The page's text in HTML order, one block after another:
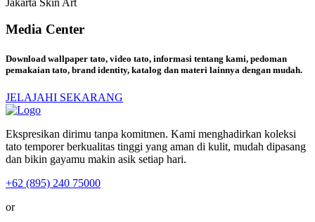
Media Center
Download wallpaper tato, video tato, informasi tentang kami, pedoman
pemakaian tato, brand identity, katalog dan materi lainnya dengan mudah.
JELAJAHI SEKARANG
Ekspresikan dirimu tanpa komitmen. Kami menghadirkan koleksi
tato temporer berkualitas tinggi yang aman di kulit, mudah dipasang
dan bikin gayamu makin asik setiap hari.
+62 (895) 240 75000
or